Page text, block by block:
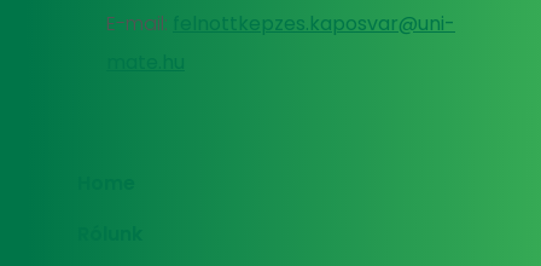
E-mail:
felnottkepzes.kaposvar@uni-